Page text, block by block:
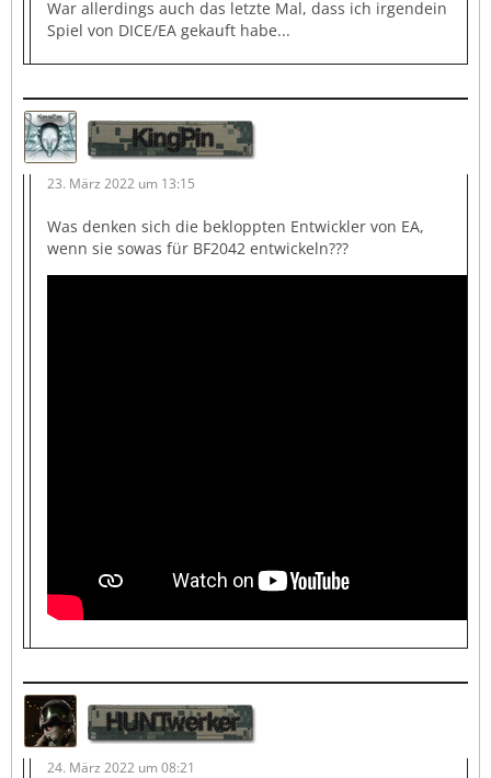
War allerdings auch das letzte Mal, dass ich irgendein
Spiel von DICE/EA gekauft habe...
KingPin
23. März 2022 um 13:15
Was denken sich die bekloppten Entwickler von EA,
wenn sie sowas für BF2042 entwickeln???
HUNTwerker
24. März 2022 um 08:21